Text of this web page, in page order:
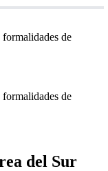
de
de
del Sur